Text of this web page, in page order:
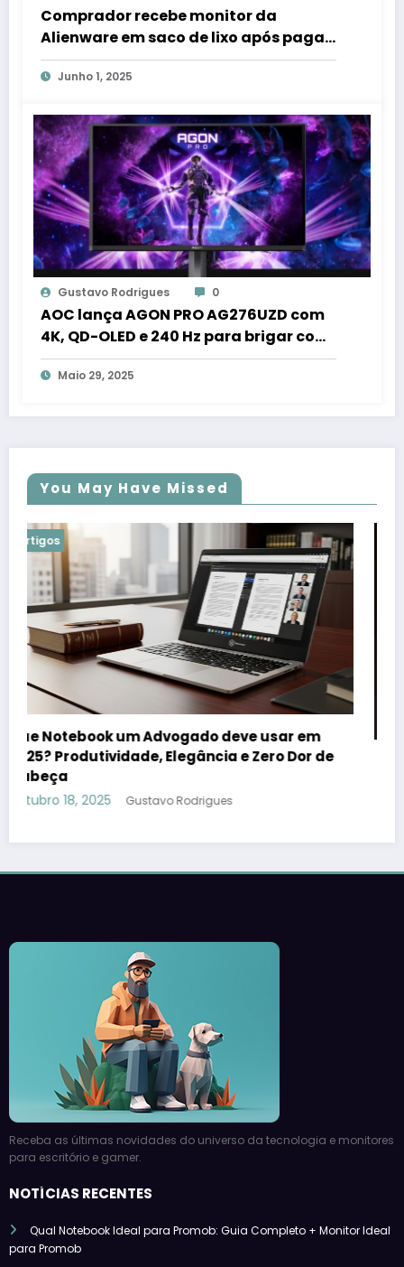
Comprador recebe monitor da
Alienware em saco de lixo após pagar
400 euros na Europa
Junho 1, 2025
Gustavo Rodrigues 0
AOC lança AGON PRO AG276UZD com
4K, QD-OLED e 240 Hz para brigar com
os tops do mercado
Maio 29, 2025
You May Have Missed
em
de
Artigos
P2P Stream Vitalício: O Que É e Como
para escritório e gamer.
para Promob